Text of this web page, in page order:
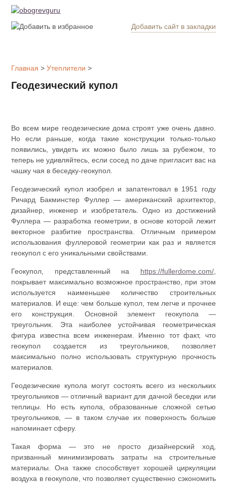
Добавить сайт в закладки
Котлы
отопления
Утепление
дома
Печи и
камины
Утеплители
Главная >Утеплители >
Геодезический купол
Во всем мире геодезические дома строят уже очень давно.
Но если раньше, когда такие конструкции только-только
появились, увидеть их можно было лишь за рубежом, то
теперь не удивляйтесь, если сосед по даче пригласит вас на
чашку чая в беседку-геокупол.
Геодезический купол изобрел и запатентовал в 1951 году
Ричард Бакминстер Фуллер — американский архитектор,
дизайнер, инженер и изобретатель. Одно из достижений
Фуллера — разработка геометрии, в основе которой лежит
векторное разбитие пространства. Отличным примером
использования фуллеровой геометрии как раз и является
геокупол с его уникальными свойствами.
Геокупол, представленный на https://fullerdome.com/,
покрывает максимально возможное пространство, при этом
используется наименьшее количество строительных
материалов. И еще: чем больше купол, тем легче и прочнее
его конструкция. Основной элемент геокупола —
треугольник. Эта наиболее устойчивая геометрическая
фигура известна всем инженерам. Именно тот факт, что
геокупол создается из треугольников, позволяет
максимально полно использовать структурную прочность
материалов.
Геодезические купола могут состоять всего из нескольких
треугольников — отличный вариант для дачной беседки или
теплицы. Но есть купола, образованные сложной сетью
треугольников, — в таком случае их поверхность больше
напоминает сферу.
Такая форма — это не просто дизайнерский ход,
призванный минимизировать затраты на строительные
материалы. Она также способствует хорошей циркуляции
воздуха в геокуполе, что позволяет существенно сэкономить